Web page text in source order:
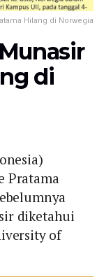
Hilang di Norwegia
di
Pratama
diketahui
of